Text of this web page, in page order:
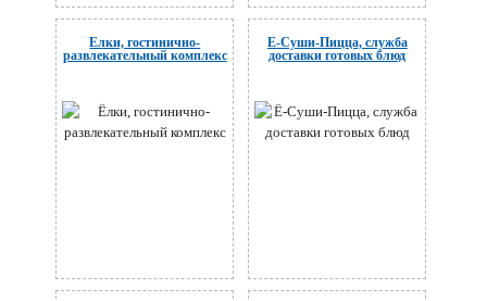
Ёлки, гостинично-
развлекательный комплекс
Ё-Суши-Пицца, служба
доставки готовых блюд